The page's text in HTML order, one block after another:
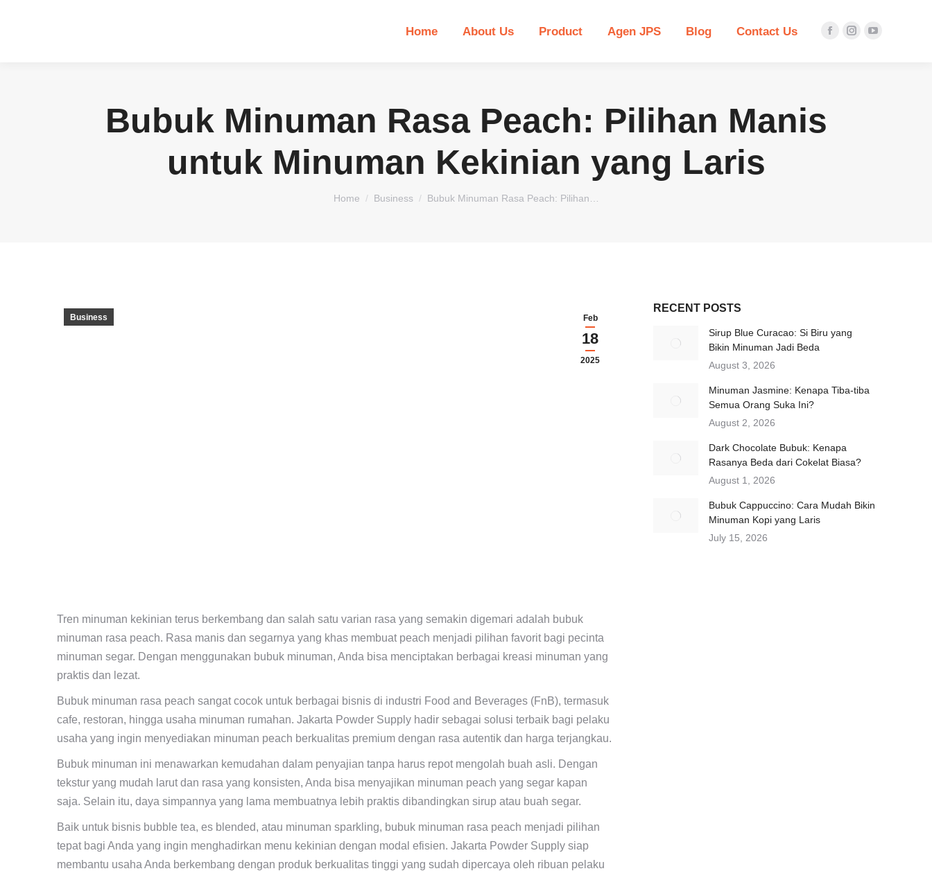
Home About Us Product Agen JPS Blog Contact Us
Facebook
Instagram
Bubuk Minuman Rasa Peach: Pilihan Manis
untuk Minuman Kekinian yang Laris
You are here:
Home Business Bubuk Minuman Rasa Peach: Pilihan…
Feb
18
2025
Business
Tren minuman kekinian terus berkembang dan salah satu varian rasa yang semakin digemari adalah bubuk
minuman rasa peach. Rasa manis dan segarnya yang khas membuat peach menjadi pilihan favorit bagi pecinta
minuman segar. Dengan menggunakan bubuk minuman, Anda bisa menciptakan berbagai kreasi minuman yang
praktis dan lezat.
Bubuk minuman rasa peach sangat cocok untuk berbagai bisnis di industri Food and Beverages (FnB), termasuk
cafe, restoran, hingga usaha minuman rumahan. Jakarta Powder Supply hadir sebagai solusi terbaik bagi pelaku
usaha yang ingin menyediakan minuman peach berkualitas premium dengan rasa autentik dan harga terjangkau.
Bubuk minuman ini menawarkan kemudahan dalam penyajian tanpa harus repot mengolah buah asli. Dengan
tekstur yang mudah larut dan rasa yang konsisten, Anda bisa menyajikan minuman peach yang segar kapan
saja. Selain itu, daya simpannya yang lama membuatnya lebih praktis dibandingkan sirup atau buah segar.
Baik untuk bisnis bubble tea, es blended, atau minuman sparkling, bubuk minuman rasa peach menjadi pilihan
tepat bagi Anda yang ingin menghadirkan menu kekinian dengan modal efisien. Jakarta Powder Supply siap
membantu usaha Anda berkembang dengan produk berkualitas tinggi yang sudah dipercaya oleh ribuan pelaku
RECENT POSTS
Sirup Blue Curacao: Si Biru yang
Bikin Minuman Jadi Beda
August 3, 2026
Minuman Jasmine: Kenapa Tiba-tiba
Semua Orang Suka Ini?
August 2, 2026
Dark Chocolate Bubuk: Kenapa
Rasanya Beda dari Cokelat Biasa?
August 1, 2026
Bubuk Cappuccino: Cara Mudah Bikin
Minuman Kopi yang Laris
July 15, 2026